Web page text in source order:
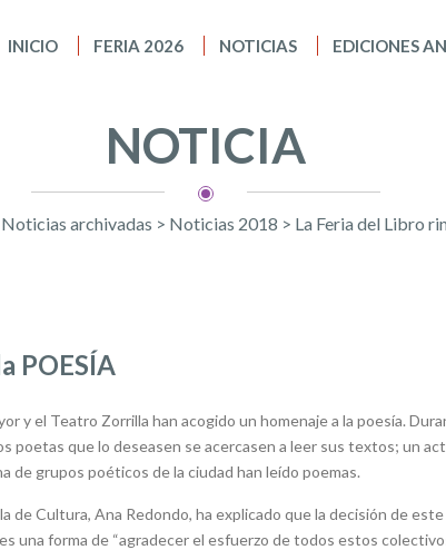
INICIO FERIA 2026 NOTICIAS EDICIONES
NOTICIA
Noticias archivadas > Noticias 2018 > La Feria del Libro
POESÍA
y el Teatro Zorrilla han acogido un homenaje a la poesía.
poetas que lo deseasen se acercasen a leer sus textos; un
de grupos poéticos de la ciudad han leído poemas.
de Cultura, Ana Redondo, ha explicado que la decisión de este
una forma de “agradecer el esfuerzo de todos estos